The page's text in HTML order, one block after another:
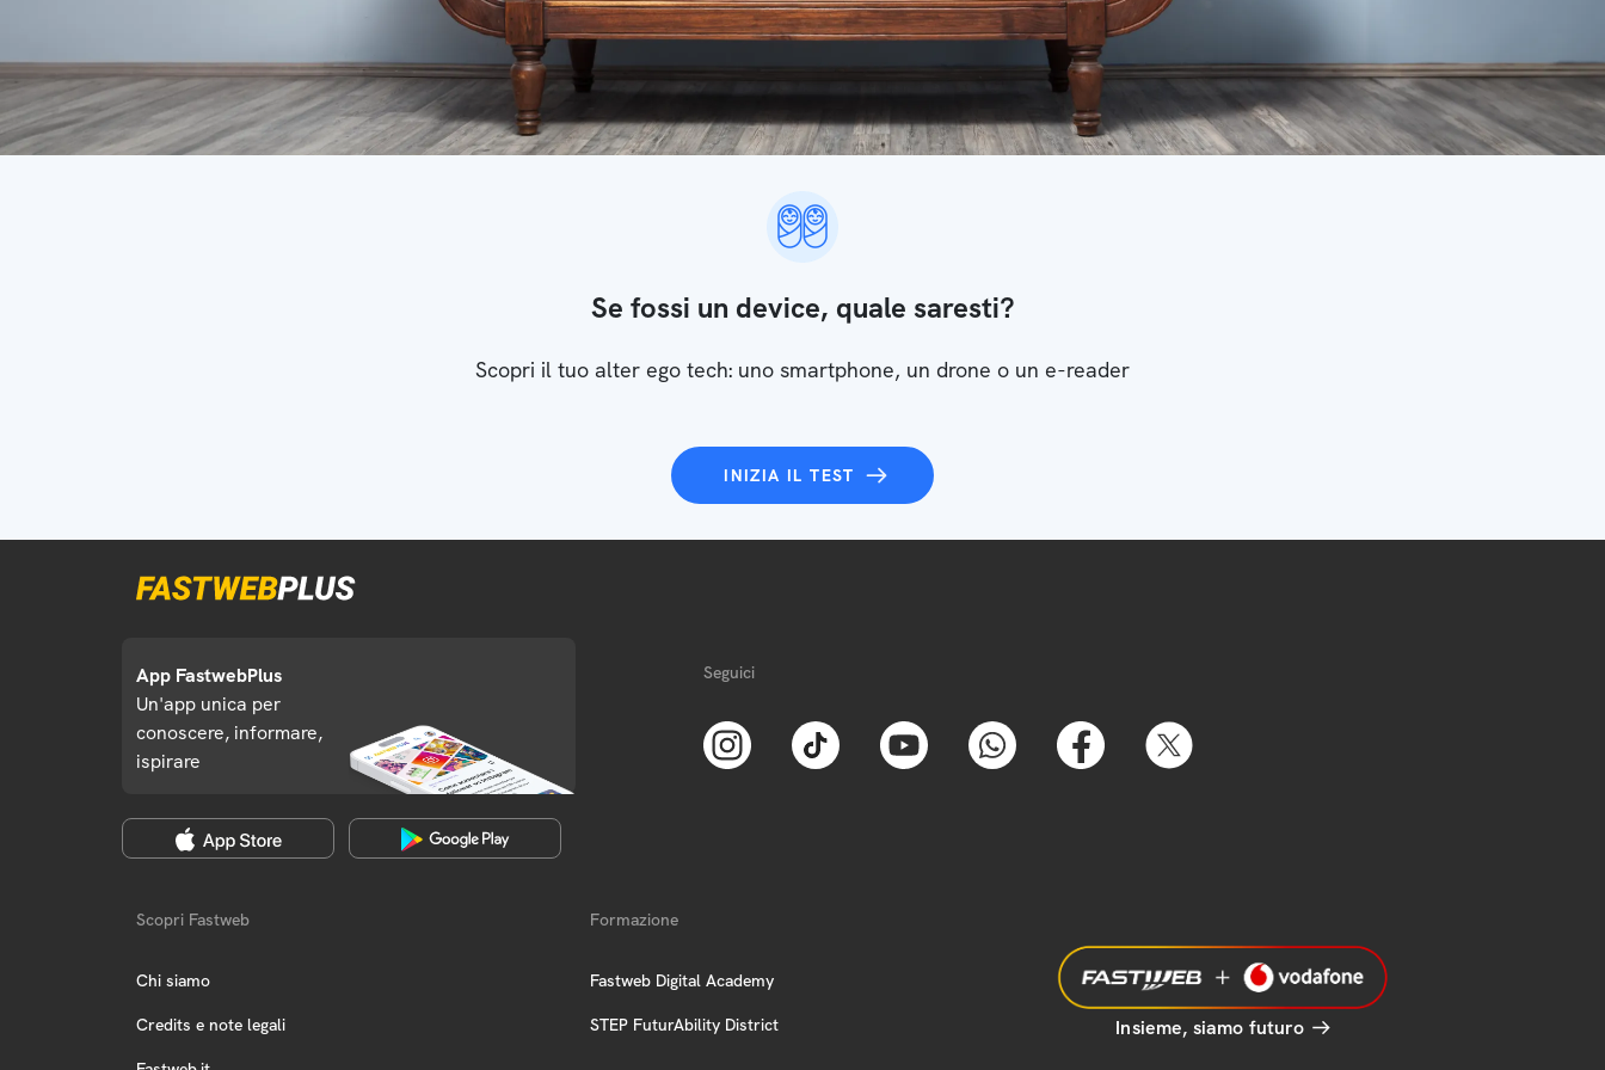
Se fossi un device, quale saresti?
Scopri il tuo alter ego tech: uno smartphone, un drone o un e-reader
INIZIA IL TEST
App FastwebPlus
Un'app unica per
conoscere, informare,
ispirare
Seguici
Scopri Fastweb
Chi siamo
Credits e note legali
Formazione
Fastweb Digital Academy
STEP FuturAbility District Insieme, siamo futuro